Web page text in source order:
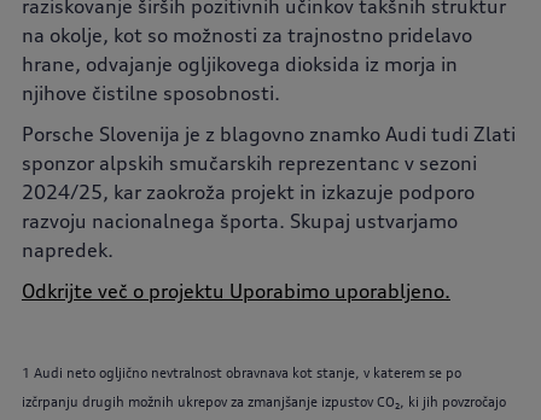
raziskovanje širših pozitivnih učinkov takšnih struktur
na okolje, kot so možnosti za trajnostno pridelavo
hrane, odvajanje ogljikovega dioksida iz morja in
njihove čistilne sposobnosti.
Porsche Slovenija je z blagovno znamko Audi tudi Zlati
sponzor alpskih smučarskih reprezentanc v sezoni
2024/25, kar zaokroža projekt in izkazuje podporo
razvoju nacionalnega športa. Skupaj ustvarjamo
napredek.
Odkrijte več o projektu Uporabimo uporabljeno.
1 Audi neto ogljično nevtralnost obravnava kot stanje, v katerem se po
izčrpanju drugih možnih ukrepov za zmanjšanje izpustov CO₂, ki jih povzročajo